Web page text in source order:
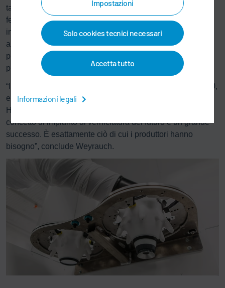
Impostazioni
Solo cookies tecnici necessari
Accetta tutto
Informazioni legali
tasso di successo al primo avviamento. La funzione di
feedback permette all’algoritmo di avere sempre tutte le
informazioni, in modo tale da rendere le previsioni relative
alla necessità della manutenzione (manutenzione
predittiva) o alla qualità (previsione della qualità) sempre
più precise.
“I numerosi partecipanti da tutto il mondo, molto più di 1000,
e le recensioni molto positive indicano che la prima Open
House virtuale ha suscitato un grande interesse. Il nostro
concetto di impianto di verniciatura del futuro è un grande
successo. È esattamente ciò di cui i produttori hanno
bisogno”, conclude Weyrauch.